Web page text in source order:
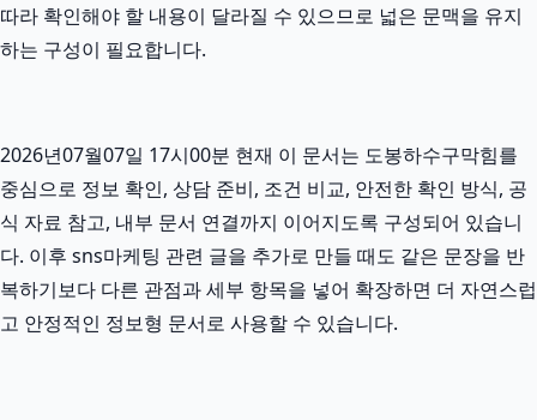
따라 확인해야 할 내용이 달라질 수 있으므로 넓은 문맥을 유지
하는 구성이 필요합니다.
2026년07월07일 17시00분 현재 이 문서는 도봉하수구막힘를
중심으로 정보 확인, 상담 준비, 조건 비교, 안전한 확인 방식, 공
식 자료 참고, 내부 문서 연결까지 이어지도록 구성되어 있습니
다. 이후 sns마케팅 관련 글을 추가로 만들 때도 같은 문장을 반
복하기보다 다른 관점과 세부 항목을 넣어 확장하면 더 자연스럽
고 안정적인 정보형 문서로 사용할 수 있습니다.